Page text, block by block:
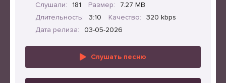
Слушали: 181 Размер:
7.27 MB
Длительность:
3:10 Качество:
320 kbps
Дата релиза:
03-05-2026
Слушать песню